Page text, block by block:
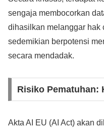
sengaja membocorkan
dihasilkan melanggar hak
sedemikian berpotensi
secara mendadak.
Risiko Pematuhan:
Akta AI EU (AI Act) akan